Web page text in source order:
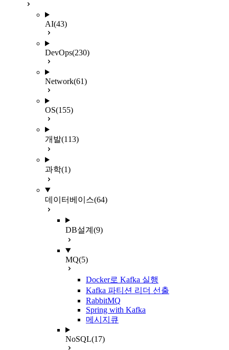
AI(43)
DevOps(230)
Network(61)
OS(155)
개발(113)
과학(1)
데이터베이스(64)
DB설계 (9)
MQ(5)
Docker로 Kafka 실행
Kafka 파티션 리더 선출
RabbitMQ
Spring with Kafka
메시지큐
NoSQL(17)